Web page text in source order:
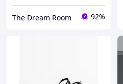
The Dream Room 92%